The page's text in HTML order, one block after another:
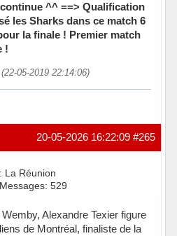
^^ ==> Qualification
les Sharks dans ce match 6
la finale ! Premier match
!
05-2019 22:14:06)
#265
20-05-2026 16:22:09
La Réunion
Messages: 529
Alexandre Texier figure
de Montréal, finaliste de la